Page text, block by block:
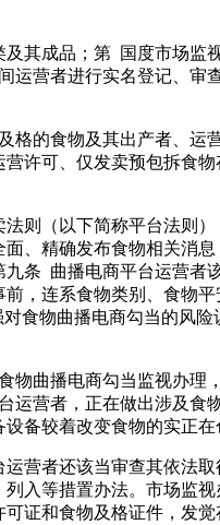
其成品；第 国度市场监
运营者进行实名登记、审
的食物及其出产者、运
许可、仅发卖预包拆食
（以下简称平台法则）
、精确发布食物相关消
条 曲播电商平台运营者
，连系食物类别、食物
食物曲播电商勾当的风
曲播电商勾当监视办理
运营者，正在做出涉及食
备较着改变食物的实正在
营者还该当审查其依法取
入等措置办法。市场监
证和食物及格证件，发